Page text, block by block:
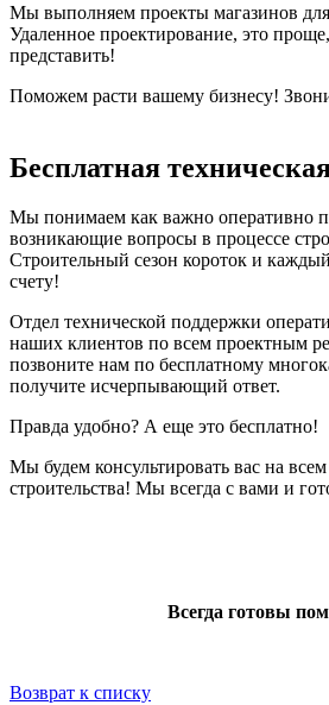
Мы выполняем проекты магазинов
Удаленное проектирование, это
представить!
Поможем расти вашему бизнесу!
Бесплатная
Мы понимаем как важно оперативно
возникающие вопросы в процессе
Строительный сезон короток и
счету!
Отдел технической поддержки
наших клиентов по всем проектным
позвоните нам по бесплатному
получите исчерпывающий ответ.
Правда удобно? А еще это бесплатно!
Мы будем консультировать вас на
строительства! Мы всегда с вами и
Всегда готовы
Возврат к списку